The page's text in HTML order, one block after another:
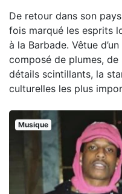
De retour dans son
fois marqué les esprits
à la Barbade. Vêtue
composé de plumes,
détails scintillants, la
culturelles les plus
Musique